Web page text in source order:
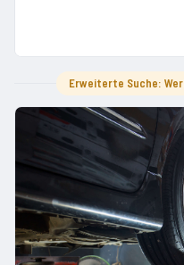
Erweiterte Suche: